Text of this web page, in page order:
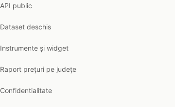
API public
Dataset deschis
Instrumente și widget
Raport prețuri pe județe
Confidentialitate